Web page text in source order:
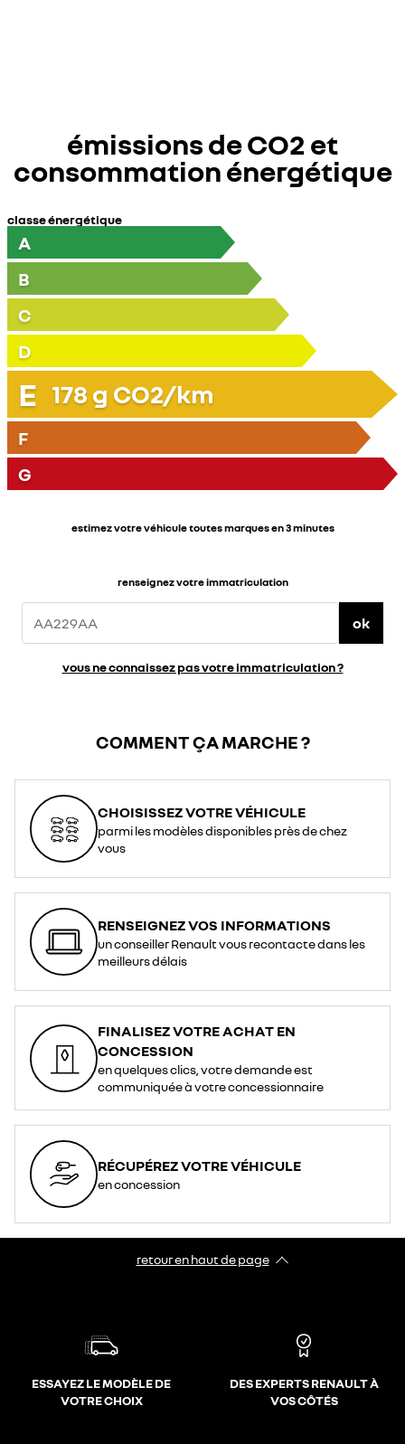
émissions de CO2 et
consommation énergétique
classe énergétique
A
B
C
D
E 178 g CO2/km
F
G
estimez votre véhicule toutes marques en 3 minutes
renseignez votre immatriculation
ok
vous ne connaissez pas votre immatriculation ?
COMMENT ÇA MARCHE ?
CHOISISSEZ VOTRE VÉHICULE
parmi les modèles disponibles près de chez
vous
RENSEIGNEZ VOS INFORMATIONS
un conseiller Renault vous recontacte dans les
meilleurs délais
FINALISEZ VOTRE ACHAT EN
CONCESSION
en quelques clics, votre demande est
communiquée à votre concessionnaire
RÉCUPÉREZ VOTRE VÉHICULE
en concession
retour en haut de page​
ESSAYEZ LE MODÈLE DE
VOTRE CHOIX
DES EXPERTS RENAULT À
VOS CÔTÉS